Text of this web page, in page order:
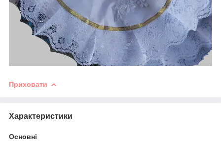
Приховати
Характеристики
Основні